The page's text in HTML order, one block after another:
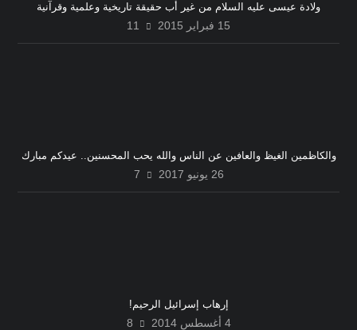
ولادة عيسى عليه السلام من غير أب حقيقة تاريخية وعلمية وقرآنية
15 فبراير 2015 11
والكاظمين الغيظ والعافين عن الناس والله يحب المحسنين.. عيدكم مبارك
26 يونيو 2017 7
إرهاب إسرائيل الرحيم!
4 أغسطس 2014 8